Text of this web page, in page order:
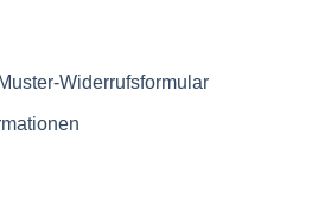
Widerrufsformular